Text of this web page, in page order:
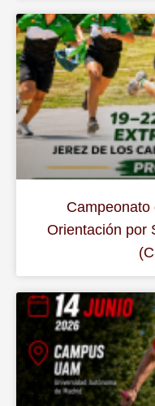
Orientación por